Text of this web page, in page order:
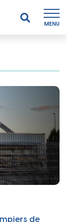
MENU
de